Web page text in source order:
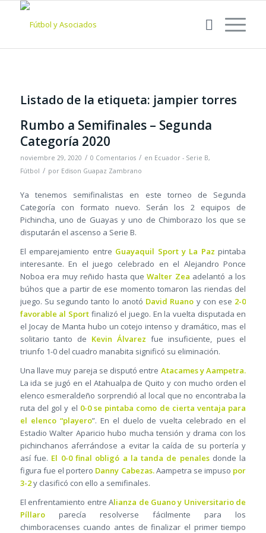
Listado de la etiqueta: jampier torres
Rumbo a Semifinales – Segunda
Categoría 2020
noviembre 29, 2020 / 0 Comentarios / en Ecuador - Serie B,
Fútbol / por Edison Guapaz Zambrano
Ya tenemos semifinalistas en este torneo de Segunda
Categoría con formato nuevo. Serán los 2 equipos de
Pichincha, uno de Guayas y uno de Chimborazo los que se
disputarán el ascenso a Serie B.
El emparejamiento entre Guayaquil Sport y La Paz pintaba
interesante. En el juego celebrado en el Alejandro Ponce
Noboa era muy reñido hasta queWalter Zea adelantó a los
búhos que a partir de ese momento tomaron las riendas del
juego. Su segundo tanto lo anotó David Ruano y con ese 2-0
favorable al Sportfinalizó el juego. En la vuelta disputada en
el Jocay de Manta hubo un cotejo intenso y dramático, mas el
solitario tanto de Kevin Álvarez fue insuficiente, pues el
triunfo 1-0 del cuadro manabita significó su eliminación.
Una llave muy pareja se disputó entre Atacames y Aampetra.
La ida se jugó en el Atahualpa de Quito y con mucho orden el
elenco esmeraldeño sorprendió al local que no encontraba la
ruta del gol y el 0-0 se pintaba como de cierta ventaja para
el elenco “playero”. En el duelo de vuelta celebrado en el
Estadio Walter Aparicio hubo mucha tensión y drama con los
pichinchanos aferrándose a evitar la caída de su portería y
así fue. El 0-0 final obligó a la tanda de penalesdonde la
figura fue el portero Danny Cabezas.Aampetra se impuso por
3-2y clasificó con ello a semifinales.
El enfrentamiento entre Alianza de Guano y Universitario de
Píllaroparecía resolverse fácilmente para los
chimboracenses cuando antes de finalizar el primer tiempo